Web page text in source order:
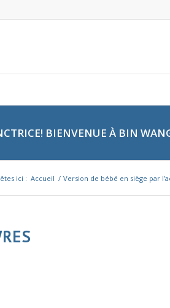
BIENVENUE À BIN
ici : Accueil / Version de bébé en siège par